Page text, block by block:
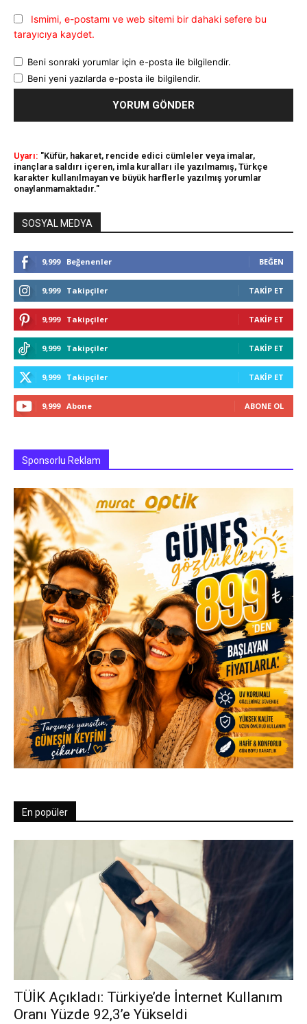
Ismimi, e-postamı ve web sitemi bir dahaki sefere bu
tarayıcıya kaydet.
Beni sonraki yorumlar için e-posta ile bilgilendir.
Beni yeni yazılarda e-posta ile bilgilendir.
Uyarı: "Küfür, hakaret, rencide edici cümleler veya imalar,
inançlara saldırı içeren, imla kuralları ile yazılmamış, Türkçe
karakter kullanılmayan ve büyük harflerle yazılmış yorumlar
onaylanmamaktadır."
SOSYAL MEDYA
9,999 Beğenenler BEĞEN
9,999 Takipçiler TAKIP ET
9,999 Takipçiler TAKIP ET
9,999 Takipçiler TAKIP ET
9,999 Takipçiler TAKIP ET
9,999 Abone ABONE OL
Sponsorlu Reklam
En popüler
TÜİK Açıkladı: Türkiye’de İnternet Kullanım
Oranı Yüzde 92,3’e Yükseldi